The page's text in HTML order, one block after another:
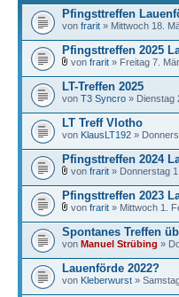
Pfingsttreffen
von frarit » Mittwoch 18.
Pfingsttreffen 2025
von frarit » Freitag 7.
LT-Treffen 2025
von T3 Syncro » Dienstag
LT Treff Vlotho
von KlausLT192 »
Pfingsttreffen 2024
von frarit » Donnerstag
Pfingsttreffen 2023
von frarit » Mittwoch 1.
Spontanes Treffen
von Manuel Strübing »
Lauenförde 2022?
von Kleberwurst »